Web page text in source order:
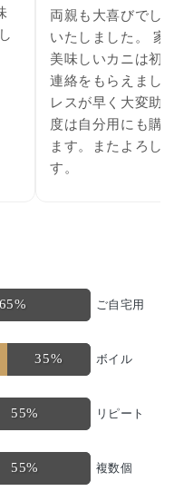
両親も大喜びでし
いたしました。 家
美味しいカニは初
連絡をもらえまし
レスが早く大変助
度は自分用にも購
ます。またよろし
す。
65% ご自宅用
35% ボイル
55% リピート
55% 複数個